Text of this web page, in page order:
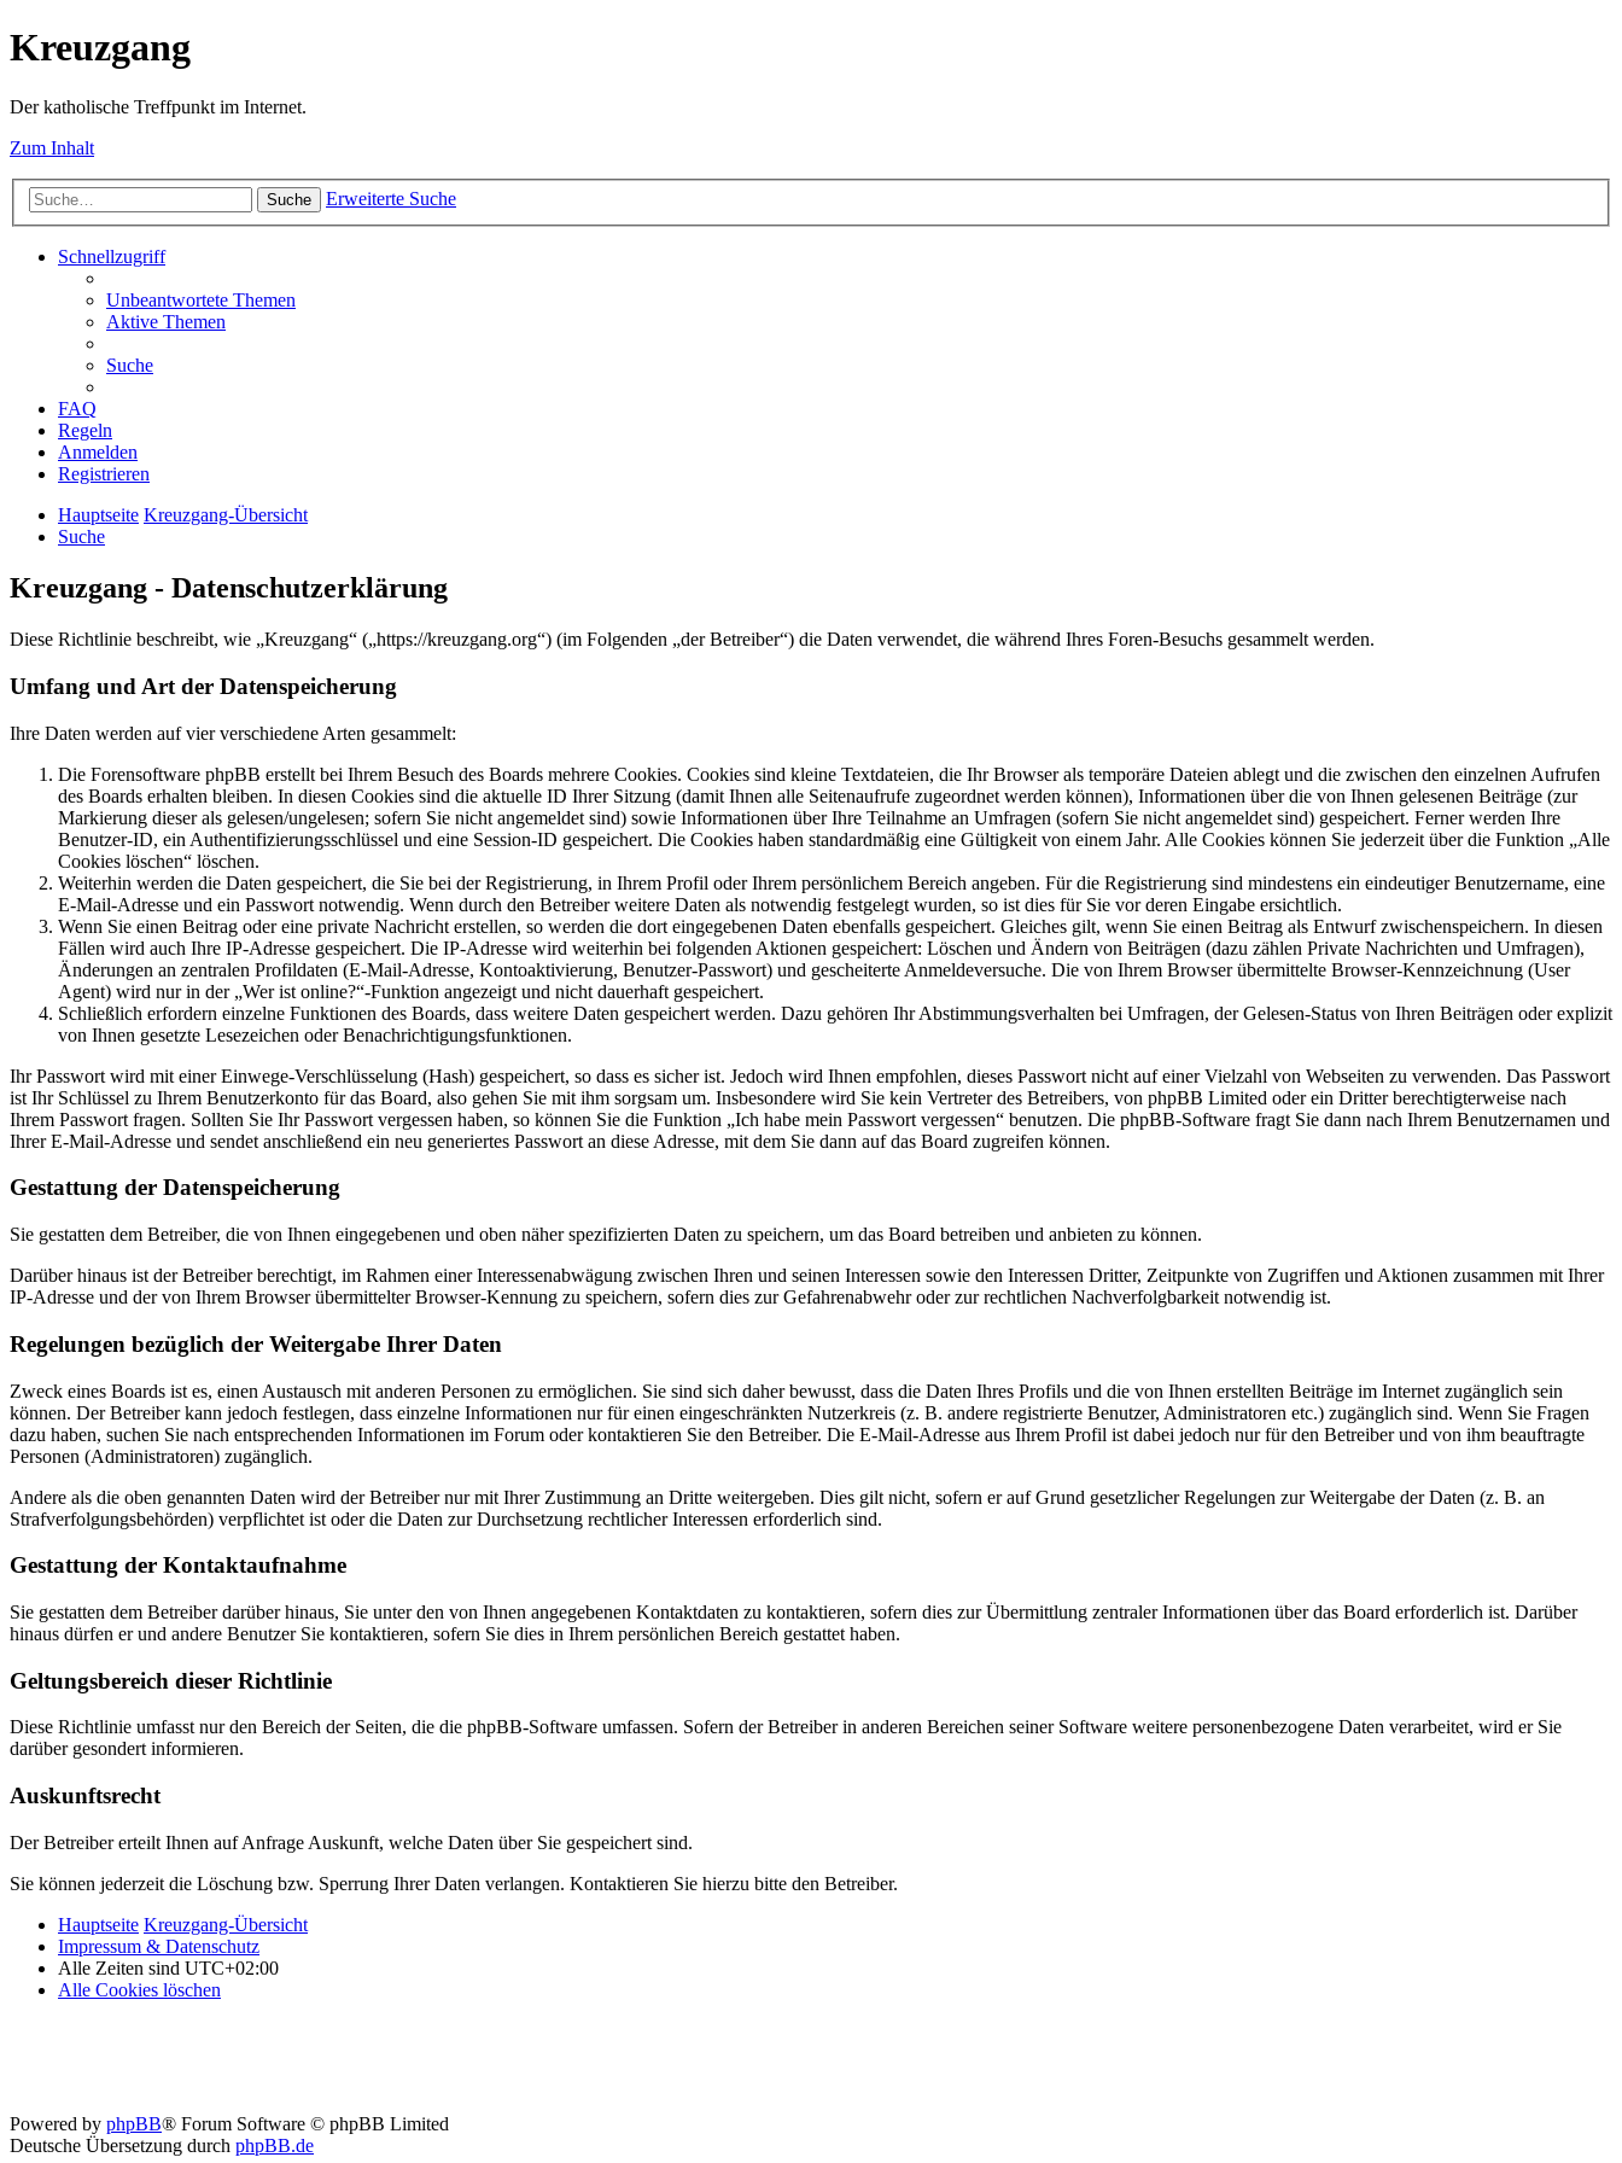
Kreuzgang
Der katholische Treffpunkt im Internet.
Zum Inhalt
Suche Erweiterte Suche
Schnellzugriff
Unbeantwortete Themen
Aktive Themen
Suche
FAQ
Regeln
Anmelden
Registrieren
Hauptseite Kreuzgang-Übersicht
Suche
Kreuzgang - Datenschutzerklärung
Diese Richtlinie beschreibt, wie „Kreuzgang“ („https://kreuzgang.org“) (im Folgenden „der Betreiber“) die Daten verwendet, die während Ihres Foren-Besuchs gesammelt werden.
Umfang und Art der Datenspeicherung
Ihre Daten werden auf vier verschiedene Arten gesammelt:
Die Forensoftware phpBB erstellt bei Ihrem Besuch des Boards mehrere Cookies. Cookies sind kleine Textdateien, die Ihr Browser als temporäre Dateien ablegt und die zwischen den einzelnen Aufrufen
des Boards erhalten bleiben. In diesen Cookies sind die aktuelle ID Ihrer Sitzung (damit Ihnen alle Seitenaufrufe zugeordnet werden können), Informationen über die von Ihnen gelesenen Beiträge (zur
Markierung dieser als gelesen/ungelesen; sofern Sie nicht angemeldet sind) sowie Informationen über Ihre Teilnahme an Umfragen (sofern Sie nicht angemeldet sind) gespeichert. Ferner werden Ihre
Benutzer-ID, ein Authentifizierungsschlüssel und eine Session-ID gespeichert. Die Cookies haben standardmäßig eine Gültigkeit von einem Jahr. Alle Cookies können Sie jederzeit über die Funktion „Alle
Cookies löschen“ löschen.
Weiterhin werden die Daten gespeichert, die Sie bei der Registrierung, in Ihrem Profil oder Ihrem persönlichem Bereich angeben. Für die Registrierung sind mindestens ein eindeutiger Benutzername, eine
E-Mail-Adresse und ein Passwort notwendig. Wenn durch den Betreiber weitere Daten als notwendig festgelegt wurden, so ist dies für Sie vor deren Eingabe ersichtlich.
Wenn Sie einen Beitrag oder eine private Nachricht erstellen, so werden die dort eingegebenen Daten ebenfalls gespeichert. Gleiches gilt, wenn Sie einen Beitrag als Entwurf zwischenspeichern. In diesen
Fällen wird auch Ihre IP-Adresse gespeichert. Die IP-Adresse wird weiterhin bei folgenden Aktionen gespeichert: Löschen und Ändern von Beiträgen (dazu zählen Private Nachrichten und Umfragen),
Änderungen an zentralen Profildaten (E-Mail-Adresse, Kontoaktivierung, Benutzer-Passwort) und gescheiterte Anmeldeversuche. Die von Ihrem Browser übermittelte Browser-Kennzeichnung (User
Agent) wird nur in der „Wer ist online?“-Funktion angezeigt und nicht dauerhaft gespeichert.
Schließlich erfordern einzelne Funktionen des Boards, dass weitere Daten gespeichert werden. Dazu gehören Ihr Abstimmungsverhalten bei Umfragen, der Gelesen-Status von Ihren Beiträgen oder explizit
von Ihnen gesetzte Lesezeichen oder Benachrichtigungsfunktionen.
Ihr Passwort wird mit einer Einwege-Verschlüsselung (Hash) gespeichert, so dass es sicher ist. Jedoch wird Ihnen empfohlen, dieses Passwort nicht auf einer Vielzahl von Webseiten zu verwenden. Das Passwort
ist Ihr Schlüssel zu Ihrem Benutzerkonto für das Board, also gehen Sie mit ihm sorgsam um. Insbesondere wird Sie kein Vertreter des Betreibers, von phpBB Limited oder ein Dritter berechtigterweise nach
Ihrem Passwort fragen. Sollten Sie Ihr Passwort vergessen haben, so können Sie die Funktion „Ich habe mein Passwort vergessen“ benutzen. Die phpBB-Software fragt Sie dann nach Ihrem Benutzernamen und
Ihrer E-Mail-Adresse und sendet anschließend ein neu generiertes Passwort an diese Adresse, mit dem Sie dann auf das Board zugreifen können.
Gestattung der Datenspeicherung
Sie gestatten dem Betreiber, die von Ihnen eingegebenen und oben näher spezifizierten Daten zu speichern, um das Board betreiben und anbieten zu können.
Darüber hinaus ist der Betreiber berechtigt, im Rahmen einer Interessenabwägung zwischen Ihren und seinen Interessen sowie den Interessen Dritter, Zeitpunkte von Zugriffen und Aktionen zusammen mit Ihrer
IP-Adresse und der von Ihrem Browser übermittelter Browser-Kennung zu speichern, sofern dies zur Gefahrenabwehr oder zur rechtlichen Nachverfolgbarkeit notwendig ist.
Regelungen bezüglich der Weitergabe Ihrer Daten
Zweck eines Boards ist es, einen Austausch mit anderen Personen zu ermöglichen. Sie sind sich daher bewusst, dass die Daten Ihres Profils und die von Ihnen erstellten Beiträge im Internet zugänglich sein
können. Der Betreiber kann jedoch festlegen, dass einzelne Informationen nur für einen eingeschränkten Nutzerkreis (z. B. andere registrierte Benutzer, Administratoren etc.) zugänglich sind. Wenn Sie Fragen
dazu haben, suchen Sie nach entsprechenden Informationen im Forum oder kontaktieren Sie den Betreiber. Die E-Mail-Adresse aus Ihrem Profil ist dabei jedoch nur für den Betreiber und von ihm beauftragte
Personen (Administratoren) zugänglich.
Andere als die oben genannten Daten wird der Betreiber nur mit Ihrer Zustimmung an Dritte weitergeben. Dies gilt nicht, sofern er auf Grund gesetzlicher Regelungen zur Weitergabe der Daten (z. B. an
Strafverfolgungsbehörden) verpflichtet ist oder die Daten zur Durchsetzung rechtlicher Interessen erforderlich sind.
Gestattung der Kontaktaufnahme
Sie gestatten dem Betreiber darüber hinaus, Sie unter den von Ihnen angegebenen Kontaktdaten zu kontaktieren, sofern dies zur Übermittlung zentraler Informationen über das Board erforderlich ist. Darüber
hinaus dürfen er und andere Benutzer Sie kontaktieren, sofern Sie dies in Ihrem persönlichen Bereich gestattet haben.
Geltungsbereich dieser Richtlinie
Diese Richtlinie umfasst nur den Bereich der Seiten, die die phpBB-Software umfassen. Sofern der Betreiber in anderen Bereichen seiner Software weitere personenbezogene Daten verarbeitet, wird er Sie
darüber gesondert informieren.
Auskunftsrecht
Der Betreiber erteilt Ihnen auf Anfrage Auskunft, welche Daten über Sie gespeichert sind.
Sie können jederzeit die Löschung bzw. Sperrung Ihrer Daten verlangen. Kontaktieren Sie hierzu bitte den Betreiber.
Hauptseite Kreuzgang-Übersicht
Impressum & Datenschutz
Alle Zeiten sind UTC+02:00
Alle Cookies löschen
Powered by phpBB® Forum Software © phpBB Limited
Deutsche Übersetzung durch phpBB.de